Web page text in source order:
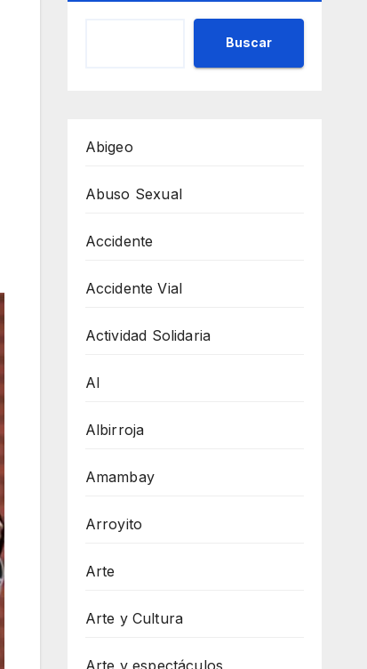
Buscar
Abigeo
Abuso Sexual
Accidente
Accidente Vial
Actividad Solidaria
AI
Albirroja
Amambay
Arroyito
Arte
Arte y Cultura
Arte y espectáculos